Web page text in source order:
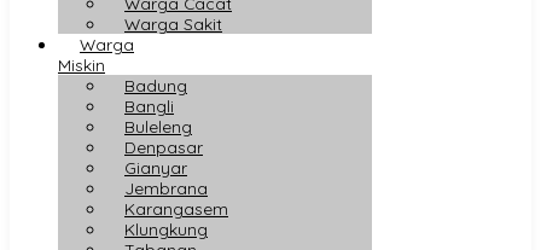
Warga Sakit
Warga
Miskin
Badung
Bangli
Buleleng
Denpasar
Gianyar
Jembrana
Karangasem
Klungkung